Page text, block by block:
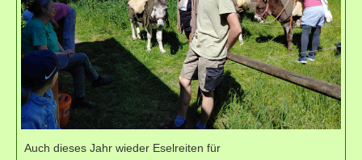
Auch dieses Jahr wieder Eselreiten für